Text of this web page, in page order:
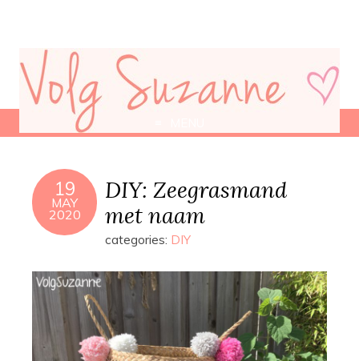
19
MAY
2020
DIY: Zeegrasmand
met naam
categories: DIY